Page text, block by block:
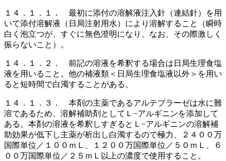
１４．１．１． 最初に添付の溶解液注入針（連結針）を用
いて添付溶解液（日局注射用水）により溶解すること（瞬時
白く泡立つが、すぐに無色澄明になり、なお、その際激しく
振らないこと）。
１４．１．２． 前記の溶液を希釈する場合は日局生理食塩
液を用いること。他の補液類＜日局生理食塩液以外＞を用い
ると短時間で白濁することがある。
１４．１．３． 本剤の主薬であるアルテプラーゼは水に難
溶であるため、溶解補助剤としてＬ−アルギニンを添加して
ある。本剤の溶液を希釈しすぎるとＬ−アルギニンの溶解補
助効果が低下し主薬が析出し白濁するので極力、２４００万
国際単位／１００ｍＬ、１２００万国際単位／５０ｍＬ、６
００万国際単位／２５ｍＬ以上の濃度で使用すること。